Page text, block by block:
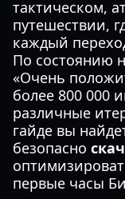
тактическом,
путешествии,
каждый
По состоянию
«Очень
более 800 000
различные
гайде вы
безопасно
первые часы